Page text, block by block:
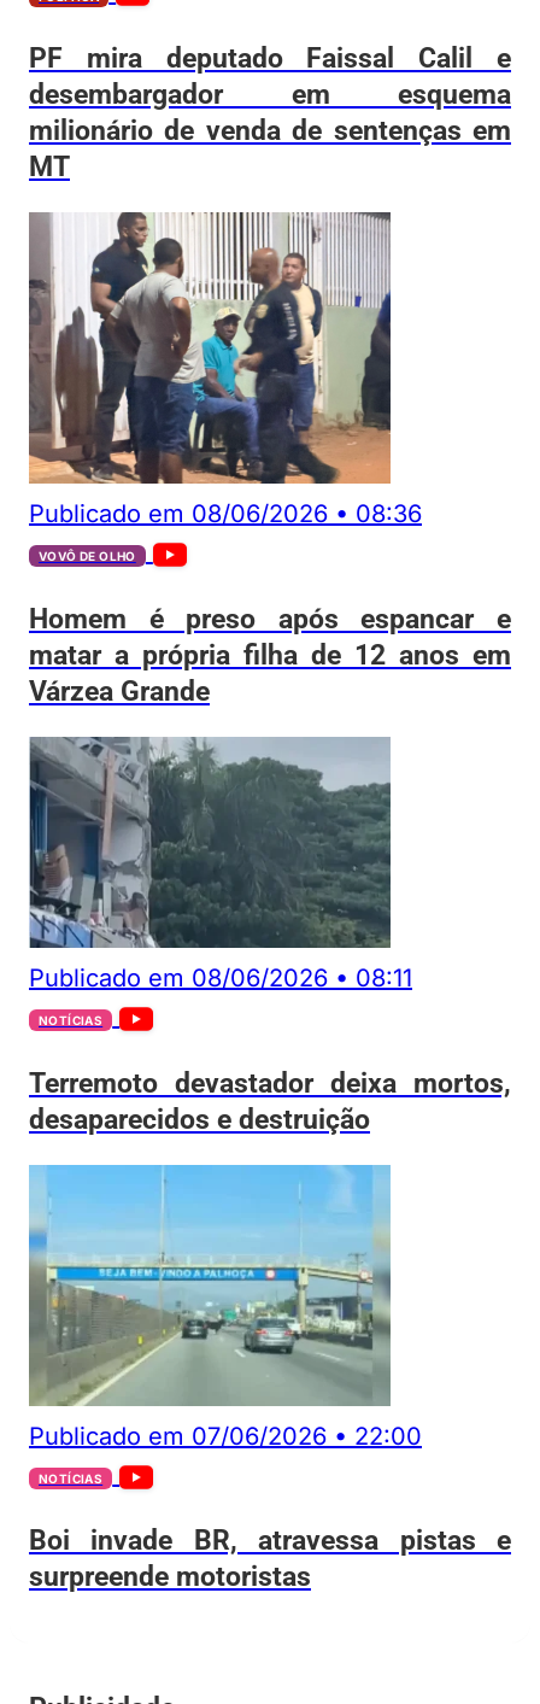
PF mira deputado Faissal Calil e
desembargador em esquema
milionário de venda de sentenças em
MT
Publicado em 08/06/2026 • 08:36
VOVÔ DE OLHO
Homem é preso após espancar e
matar a própria filha de 12 anos em
Várzea Grande
Publicado em 08/06/2026 • 08:11
NOTÍCIAS
Terremoto devastador deixa mortos,
desaparecidos e destruição
Publicado em 07/06/2026 • 22:00
NOTÍCIAS
Boi invade BR, atravessa pistas e
surpreende motoristas